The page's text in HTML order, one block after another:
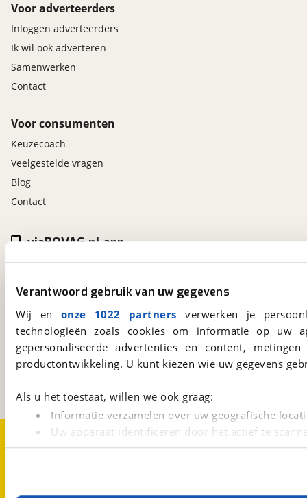
Verantwoord gebruik van uw gegevens
Wij en onze 1022 partners verwerken je
technologieën zoals cookies om informatie op
gepersonaliseerde advertenties en content,
productontwikkeling. U kunt kiezen wie uw gegevens
Als u het toestaat, willen we ook graag:
Informatie verzamelen over uw geografische
Uw apparaat identificeren door het actief te
Lees meer over hoe uw persoonlijke gegevens worden
Voor adverteerders
Inloggen adverteerders
Ik wil ook adverteren
Samenwerken
Contact
Voor consumenten
Keuzecoach
Veelgestelde vragen
Blog
Contact
viaBOVAG.nl
Kosterijland
15
3981 AJBunnik
viaBOVAG.nl app
Altijd het meest recente aanbod bij de hand.
Over viaBOVAG.nlDisclaimer- en Privacyverklaring
CookievoorkeurenVacatures